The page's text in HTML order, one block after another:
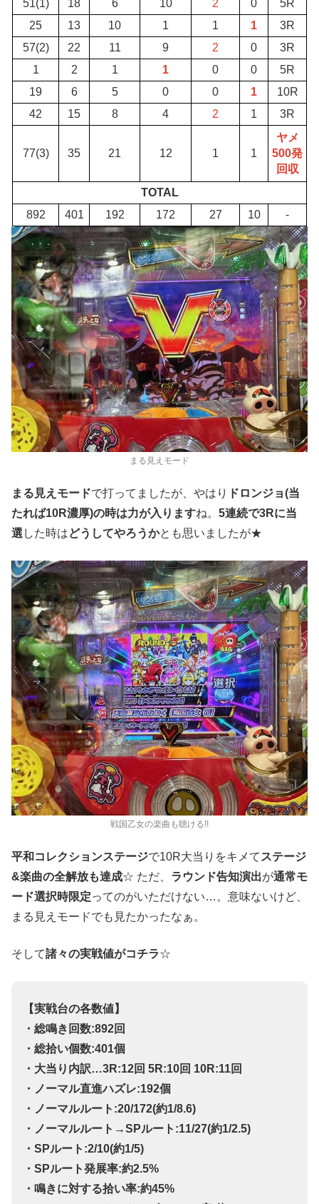
51(1) 18 6 10 2 0
5R
25
13 10 1 1 1
3R
57(2)
22 11 9 2 0
3R
1
2 1 1 0 0
5R
19
6 5 0 0 1
10R
42
15 8 4 2 1 3R
77(3) 35 21 12 1 1
ヤメ
500発
回収
TOTAL
892
401 192 172 27 10 -
まる見えモード
まる見えモードで打ってましたが、やはり
ドロンジョ(当
たれば10R濃厚)の時は力が入りますね。 5連続で3Rに当
選した時はどうしてやろうかとも思いましたが★
戦国乙女の楽曲も聴ける!!
平和コレクションステージで10R大当りをキメて ステージ
&楽曲の全解放も達成☆ ただ、 ラウンド告知演出が通常モ
ード選択時限定ってのがいただけない…。意味ないけど、
まる見えモードでも見たかったなぁ。
そして諸々の実戦値がコチラ☆
【実戦台の各数値】
・総鳴き回数:892回
・総拾い個数:401個
・大当り内訳…3R:12回 5R:10回 10R:11回
・ノーマル直進ハズレ:192個
・ノーマルルート:20/172(約1/8.6)
・ノーマルルート→SPルート:11/27(約1/2.5)
・SPルート:2/10(約1/5)
・SPルート発展率:約2.5%
・鳴きに対する拾い率:約45%